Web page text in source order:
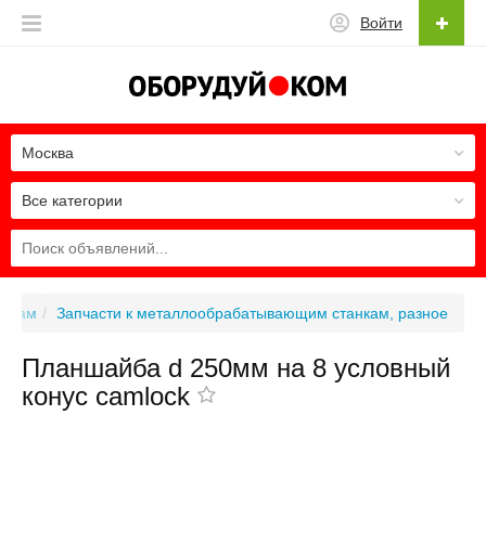
Войти
Все категории
Москва
Запчасти к металлообрабатывающим станкам, разное
Планшайба d 250мм на 8 условный
конус camlock